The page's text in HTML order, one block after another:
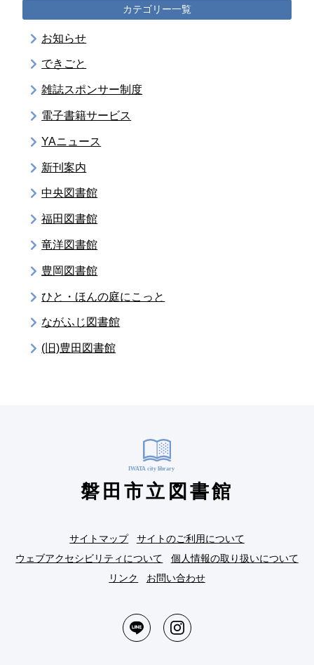
カテゴリー一覧
お知らせ
できごと
雑誌スポンサー制度
電子書籍サービス
YAニュース
新刊案内
中央図書館
福田図書館
竜洋図書館
豊岡図書館
ひと・ほんの庭にこっと
ながふじ図書館
(旧)豊田図書館
磐田市立図書館
サイトマップ
サイトのご利用について
ウェブアクセシビリティについて
個人情報の取り扱いについて
リンク
お問い合わせ